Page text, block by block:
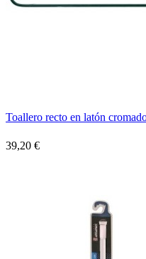
Toallero recto en latón
39,20 €